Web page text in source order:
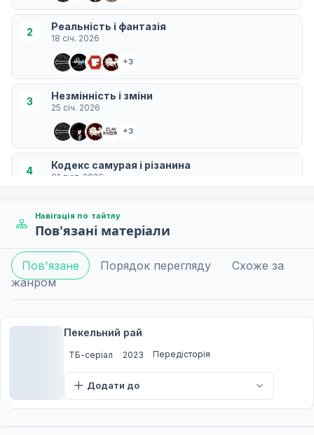
2 Реальність і фантазія
18 січ. 2026
+3
3 Незмінність і зміни
25 січ. 2026
+3
4 Кодекс самурая і різанина
01 лют. 2026
Люди та мудреці
+3
15 лют. 2026
+3
Два і один
22 лют. 2026
+3
Навігація по тайтлу
Пов'язані матеріали
Пов'язане Порядок перегляду
Схоже за
жанром
Пекельний рай
ТБ-серіал 2023 Передісторія
Додати до